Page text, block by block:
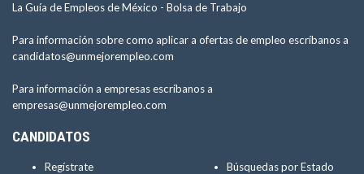
La Guía de Empleos de México - Bolsa de Trabajo
Para información sobre como aplicar a ofertas de empleo escríbanos a
candidatos@unmejorempleo.com
Para información a empresas escríbanos a
empresas@unmejorempleo.com
CANDIDATOS
Regístrate
Búsquedas por Estado